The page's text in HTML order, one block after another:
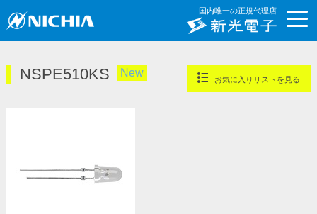
国内唯一の正規代理店
NSPE510KS New
お気に入りリストを見る